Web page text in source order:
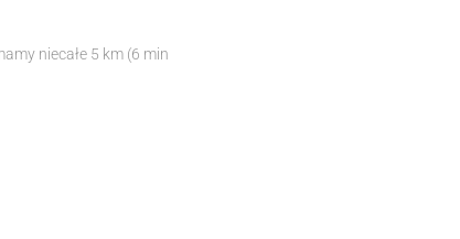
niecałe 5 km (6 min